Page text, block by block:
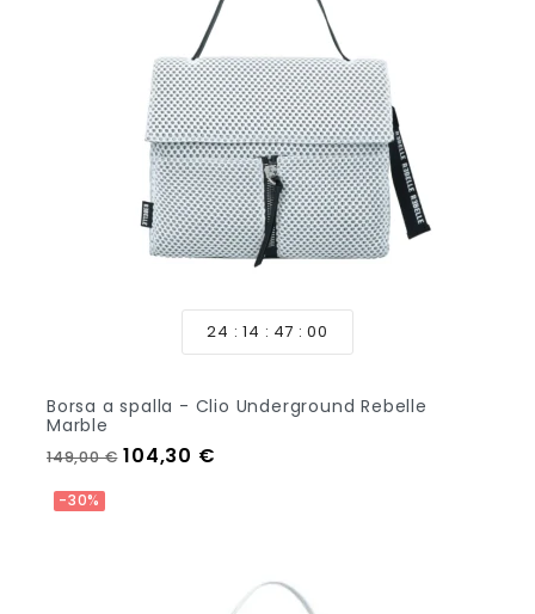
24 14 46 58
Borsa a spalla - Clio Underground Rebelle
Marble
Prezzo regolare
149,00 € Prezzo
104,30 €
-30%